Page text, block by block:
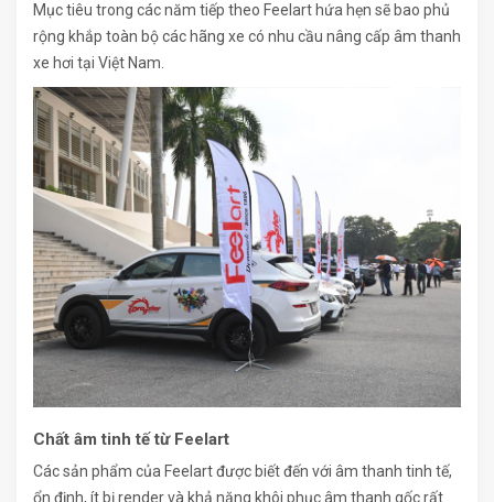
Mục tiêu trong các năm tiếp theo Feelart hứa hẹn sẽ bao phủ
rộng khắp toàn bộ các hãng xe có nhu cầu nâng cấp âm thanh
xe hơi tại Việt Nam.
Chất âm tinh tế từ Feelart
Các sản phẩm của Feelart được biết đến với âm thanh tinh tế,
ổn định, ít bị render và khả năng khôi phục âm thanh gốc rất